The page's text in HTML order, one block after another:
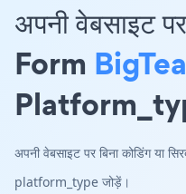
अपनी वेबसाइट
Form
अपनी वेबसाइट पर बिना कोडिंग या
platform_type जोड़ें।